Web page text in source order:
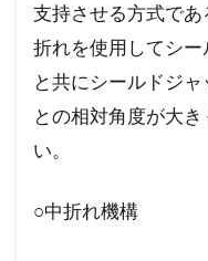
支持させる方式で
折れを使用してシ
と共にシールドジ
との相対角度が大
い。
○中折れ機構